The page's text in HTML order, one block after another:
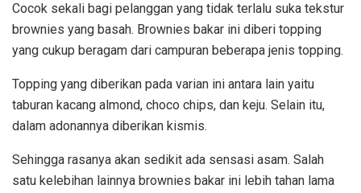
Cocok sekali bagi pelanggan yang tidak terlalu suka tekstur
brownies yang basah. Brownies bakar ini diberi topping
yang cukup beragam dari campuran beberapa jenis topping.
Topping yang diberikan pada varian ini antara lain yaitu
taburan kacang almond, choco chips, dan keju. Selain itu,
dalam adonannya diberikan kismis.
Sehingga rasanya akan sedikit ada sensasi asam. Salah
satu kelebihan lainnya brownies bakar ini lebih tahan lama